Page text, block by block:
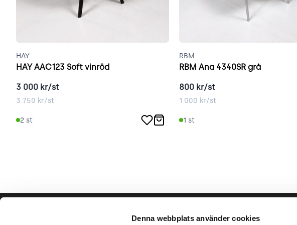
Denna webbplats använder cookies
HAY
HAY AAC123 Soft vinröd
3 000 kr/st
3 750 kr/st
2 st
RBM
RBM Ana 4340SR grå
800 kr/st
1 000 kr/st
1 st
Hjälp & support Vårt hållbara arbete